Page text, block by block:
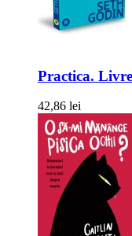
Practica.
42,86 lei